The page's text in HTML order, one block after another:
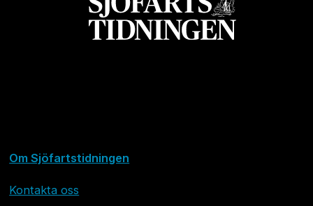
Om Sjöfartstidningen
Kontakta oss